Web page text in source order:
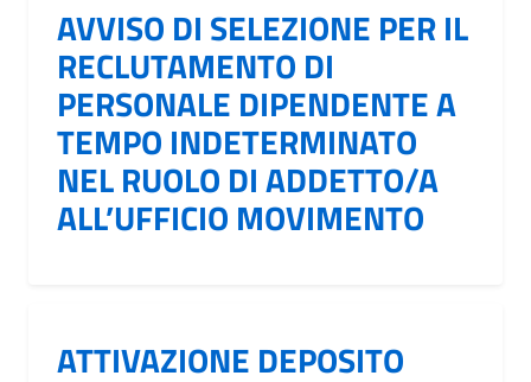
AVVISO DI SELEZIONE PER IL
RECLUTAMENTO DI
PERSONALE DIPENDENTE A
TEMPO INDETERMINATO
NEL RUOLO DI ADDETTO/A
ALL’UFFICIO MOVIMENTO
ATTIVAZIONE DEPOSITO